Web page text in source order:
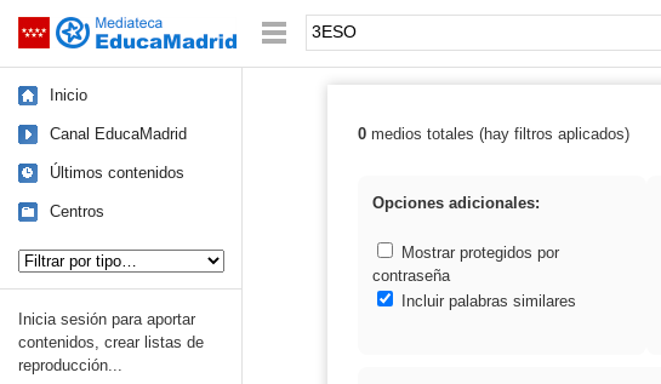
Saltar navegación Palabra o frase:
Inicio
Canal EducaMadrid
Últimos contenidos
Centros
Inicia sesión para aportar
contenidos, crear listas de
reproducción...
Resultados de: 3ESO
0medios totales (hay filtros aplicados)
Opciones adicionales:
Mostrar protegidos por
contraseña
Incluir palabras similares